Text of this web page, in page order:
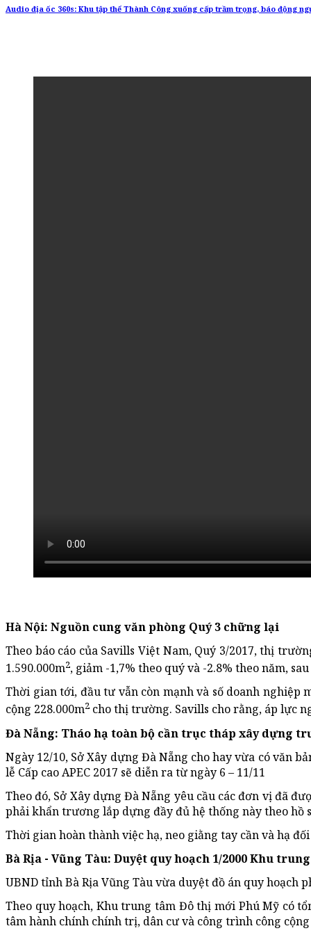
Audio địa ốc 360s: Khu tập thể Thành Công xuống cấp trầm trọng, báo động
Hà Nội: Nguồn cung văn phòng Quý 3 chững lại
Theo báo cáo của Savills Việt Nam, Quý 3/2017, thị
1.590.000m2, giảm -1,7% theo quý và -2.8% theo năm,
Thời gian tới, đầu tư vẫn còn mạnh và số doanh nghiệp
cộng 228.000m2 cho thị trường. Savills cho rằng, áp lực
Đà Nẵng: Tháo hạ toàn bộ cần trục tháp xây dựng
Ngày 12/10, Sở Xây dựng Đà Nẵng cho hay vừa có văn
lễ Cấp cao APEC 2017 sẽ diễn ra từ ngày 6 – 11/11
Theo đó, Sở Xây dựng Đà Nẵng yêu cầu các đơn vị đã
phải khẩn trương lắp dựng đầy đủ hệ thống này theo
Thời gian hoàn thành việc hạ, neo giằng tay cần và hạ
Bà Rịa - Vũng Tàu: Duyệt quy hoạch 1/2000 Khu
UBND tỉnh Bà Rịa Vũng Tàu vừa duyệt đồ án quy
Theo quy hoạch, Khu trung tâm Đô thị mới Phú Mỹ có
tâm hành chính chính trị, dân cư và công trình công